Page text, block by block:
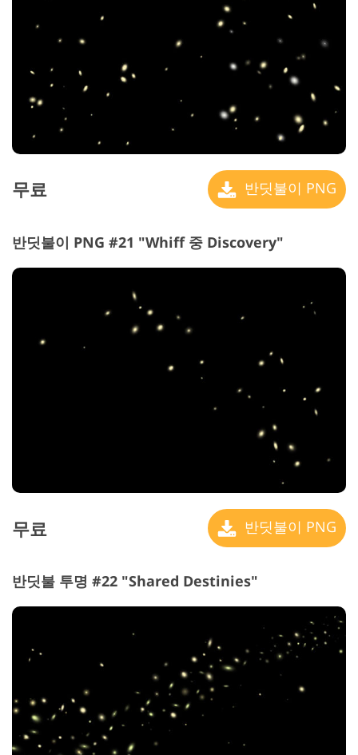
무료 반딧불이 PNG
반딧불이 PNG #21 "Whiff 중 Discovery"
무료 반딧불이 PNG
반딧불 투명 #22 "Shared Destinies"